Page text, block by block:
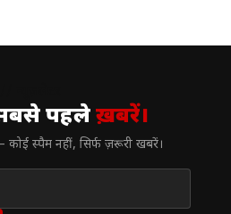
पहलेख़बरें।
स्पैम नहीं, सिर्फ ज़रूरी खबरें।